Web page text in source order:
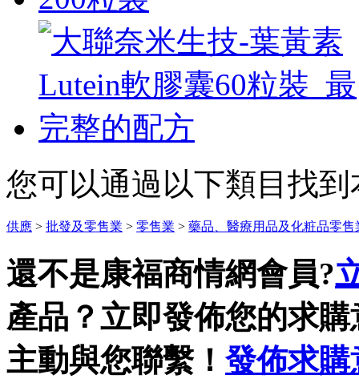
您可以通過以下類目找
供應 > 批發及零售業 > 零售業 > 藥品、醫療用品及化粧品零售
還不是康福商情網會員?
產品？立即發佈您的求
主動與您聯繫！ 發佈求購